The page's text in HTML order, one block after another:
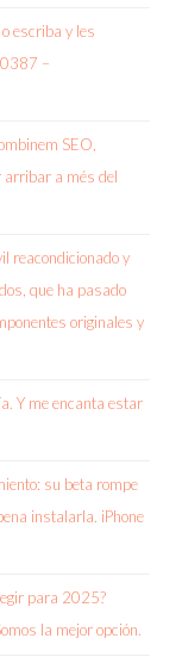
escriba y les
–
SEO,
arribar a més del
reacondicionado y
que ha pasado
originales y
Y me encanta estar
su beta rompe
instalarla. iPhone
para 2025?
la mejor opción.